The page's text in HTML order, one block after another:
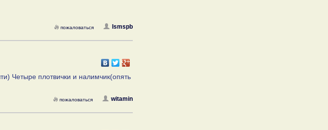
Ismspb
пожаловаться
Четыре плотвички и налимчик(опять
witamin
пожаловаться